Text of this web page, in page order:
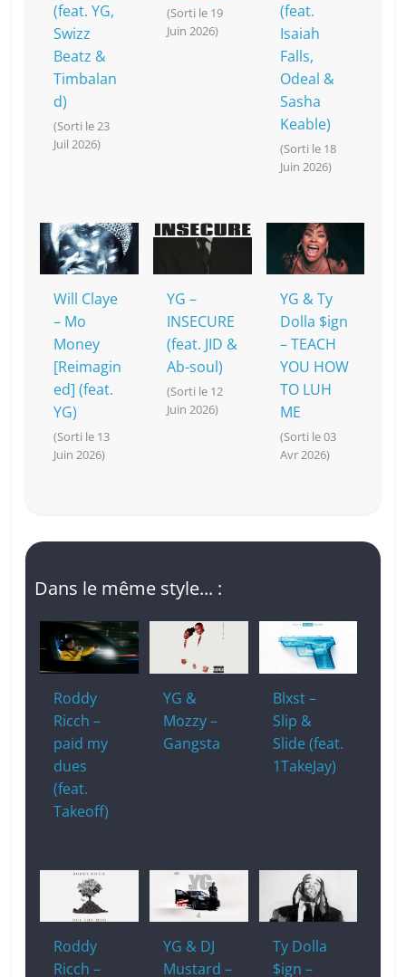
(feat. YG,
Swizz
Beatz &
Timbalan
d)
(Sorti le 23
Juil 2026)
(Sorti le 19
Juin 2026)
(feat.
Isaiah
Falls,
Odeal &
Sasha
Keable)
(Sorti le 18
Juin 2026)
Will Claye
– Mo
Money
[Reimagin
ed] (feat.
YG)
(Sorti le 13
Juin 2026)
YG –
INSECURE
(feat. JID &
Ab-soul)
(Sorti le 12
Juin 2026)
YG & Ty
Dolla $ign
– TEACH
YOU HOW
TO LUH
ME
(Sorti le 03
Avr 2026)
Dans le même style... :
Roddy
Ricch –
paid my
dues
(feat.
Takeoff)
YG &
Mozzy –
Gangsta
Blxst –
Slip &
Slide (feat.
1TakeJay)
Roddy
Ricch –
YG & DJ
Mustard –
Ty Dolla
$ign –